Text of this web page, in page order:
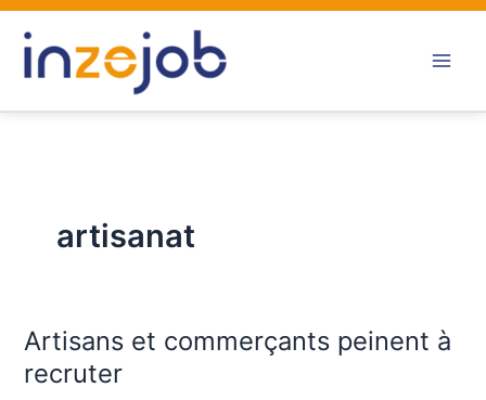
Aller
contenu
artisanat
Artisans et commerçants peinent à
recruter
Artisans
et
commerçants